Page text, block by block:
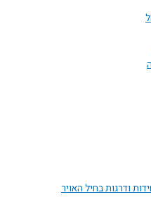
בחיל האויר